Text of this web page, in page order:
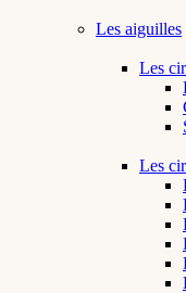
Les aiguilles
Les
Les